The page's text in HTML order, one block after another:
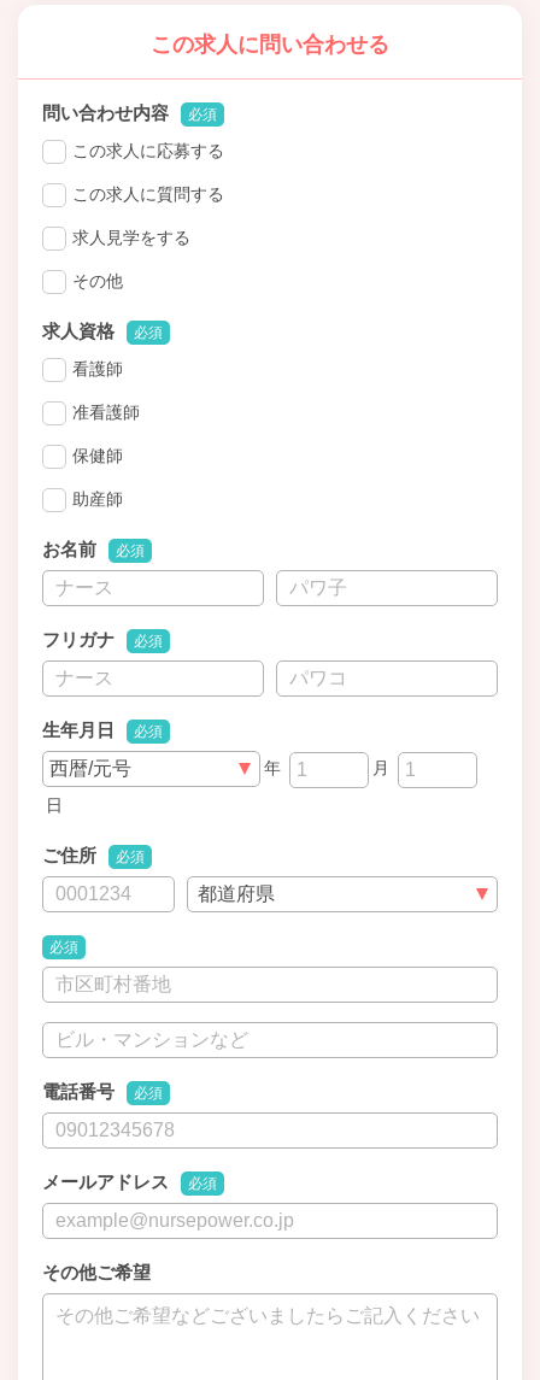
この求人に問い合わせる
問い合わせ内容 必須
この求人に応募する
この求人に質問する
求人見学をする
その他
求人資格 必須
看護師
准看護師
保健師
助産師
お名前 必須
フリガナ 必須
生年月日 必須
年
月
日
ご住所 必須
必須
電話番号 必須
メールアドレス 必須
その他ご希望